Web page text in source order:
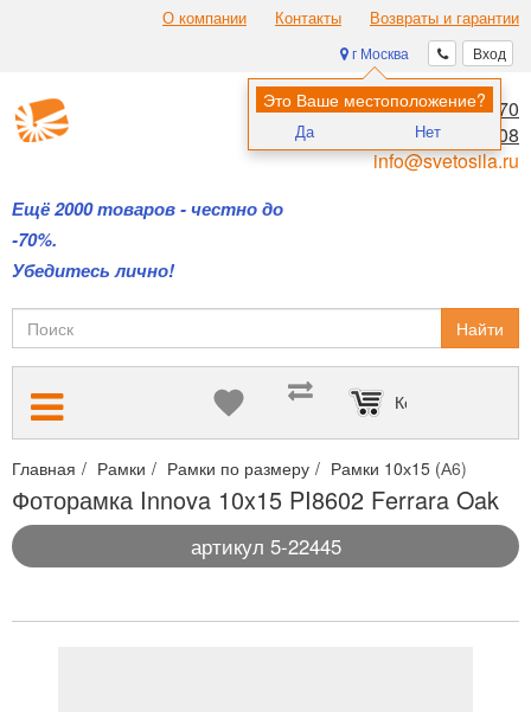
О компании Контакты Возвраты и гарантии
Вход
г Москва
Это Ваше местоположение?
Да Нет
Ещё 2000 товаров - честно до
-70%.
Убедитесь лично!
8 (495) 970-00-70
8 (800) 700-11-08
info@svetosila.ru
Найти
Корзина пуста
Главная Рамки Рамки по размеру Рамки 10х15 (А6)
Фоторамка Innova 10x15 PI8602 Ferrara Oak
артикул 5-22445